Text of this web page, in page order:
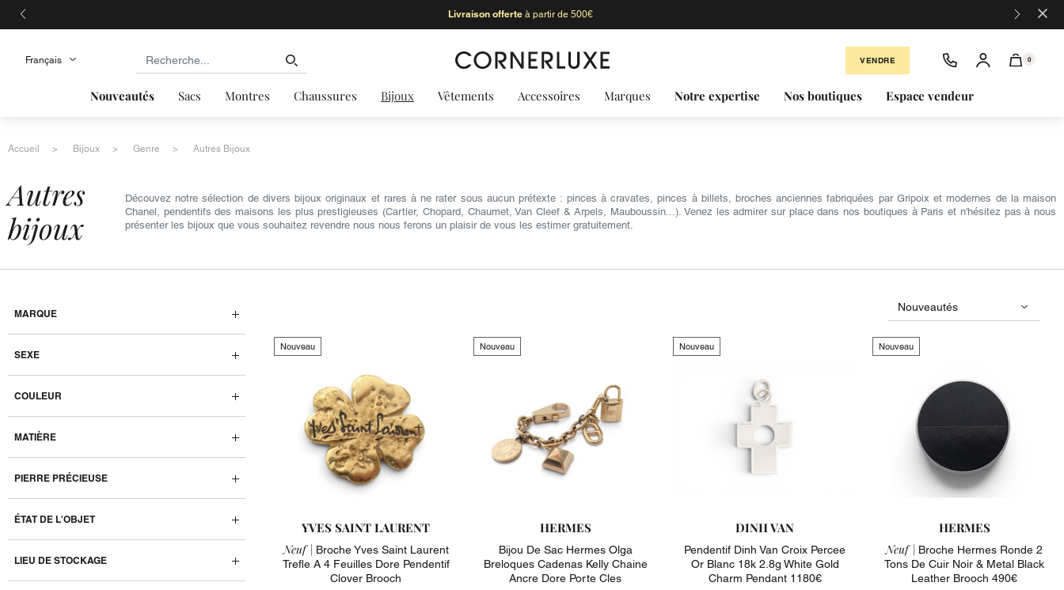
Livraison offerteà partir de 500€ ×
VENDRE 0
Nouveautés Sacs Montres Chaussures Bijoux Vêtements Accessoires Marques Notre expertise Nos boutiques Espace vendeur
Accueil Bijoux Genre Autres Bijoux
autres
bijoux
Découvez notre sélection de divers bijoux originaux et rares à ne rater sous aucun prétexte : pinces à cravates, pinces à billets, broches anciennes fabriquées par Gripoix et modernes de la maison
Chanel, pendentifs des maisons les plus prestigieuses (Cartier, Chopard, Chaumet, Van Cleef & Arpels, Mauboussin...). Venez les admirer sur place dans nos boutiques à Paris et n'hésitez pas à nous
présenter les bijoux que vous souhaitez revendre nous nous ferons un plaisir de vous les estimer gratuitement.
MARQUE
SEXE
COULEUR
MATIÈRE
PIERRE PRÉCIEUSE
ÉTAT DE L'OBJET
LIEU DE STOCKAGE
Nouveau
YVES SAINT LAURENT
Neuf | Broche Yves Saint Laurent
Trefle A 4 Feuilles Dore Pendentif
Clover Brooch
Nouveau
HERMES
Bijou De Sac Hermes Olga
Breloques Cadenas Kelly Chaine
Ancre Dore Porte Cles
Nouveau
DINH VAN
Pendentif Dinh Van Croix Percee
Or Blanc 18k 2.8g White Gold
Charm Pendant 1180€
Nouveau
HERMES
Neuf | Broche Hermes Ronde 2
Tons De Cuir Noir & Metal Black
Leather Brooch 490€